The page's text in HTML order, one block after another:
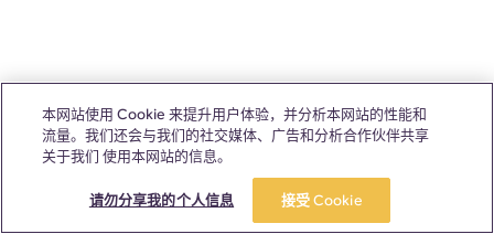
本网站使用 Cookie 来提升用户体验，并分析本网站的性能和
流量。我们还会与我们的社交媒体、广告和分析合作伙伴共享
关于我们 使用本网站的信息。
请勿分享我的个人信息 接受 Cookie